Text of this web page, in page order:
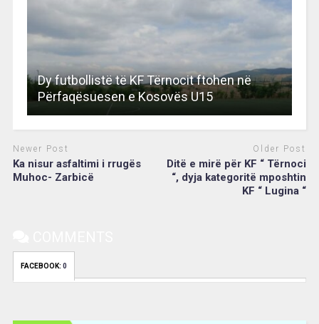
Dy futbollistë të KF Tërnocit ftohen në
Përfaqësuesen e Kosovës U15
Newer Post
Ka nisur asfaltimi i rrugës
Muhoc- Zarbicë
Older Post
Ditë e mirë për KF “ Tërnoci
“, dyja kategoritë mposhtin
KF “ Lugina “
FACEBOOK: 0